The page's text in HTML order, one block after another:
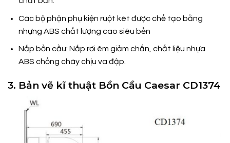
Các bộ phận phụ kiện ruột két được chế tạo bằng
nhựng ABS chất lượng cao siêu bền
Nắp bồn cầu: Nắp rơi êm giảm chấn, chất liệu nhựa
ABS chống cháy chịu va đập.
3. Bản vẽ kĩ thuật Bồn Cầu Caesar CD1374